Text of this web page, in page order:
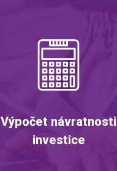
Výpočet návratnosti
investice